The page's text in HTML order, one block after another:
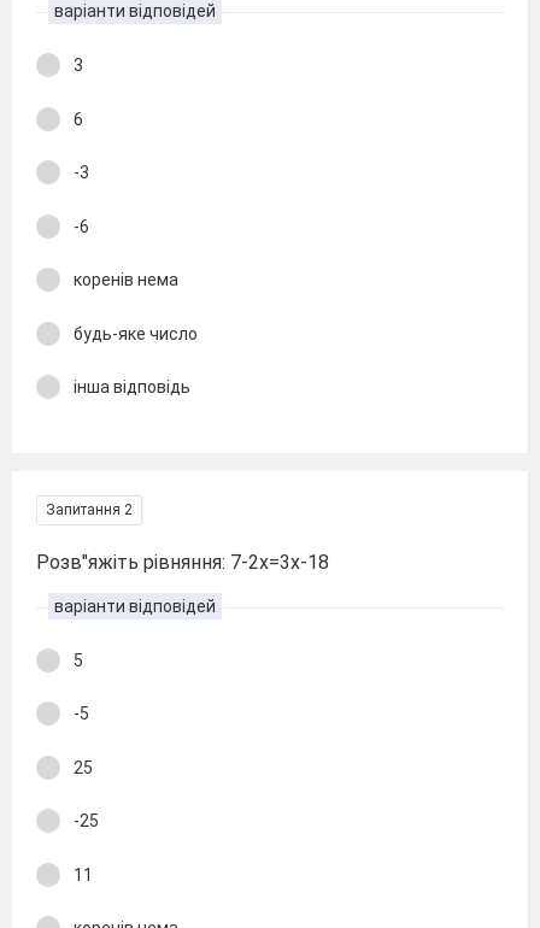
варіанти відповідей
3
6
-3
-6
коренів нема
будь-яке число
інша відповідь
Запитання 2
Розв"яжіть рівняння: 7-2х=3х-18
варіанти відповідей
5
-5
25
-25
11